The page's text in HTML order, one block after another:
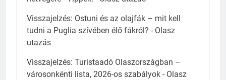
Visszajelzés: Ostuni és az olajfák – mit kell
tudni a Puglia szívében élő fákról? - Olasz
utazás
Visszajelzés: Turistaadó Olaszországban –
városonkénti lista, 2026-os szabályok - Olasz